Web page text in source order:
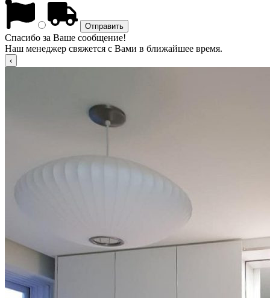
Спасибо за Ваше сообщение!
Наш менеджер свяжется с Вами в ближайшее время.